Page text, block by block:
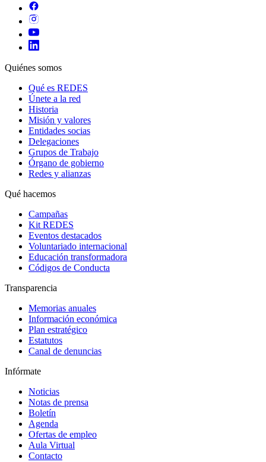
Quiénes somos
Qué es REDES
Únete a la red
Historia
Misión y valores
Entidades socias
Delegaciones
Grupos de Trabajo
Órgano de gobierno
Redes y alianzas
Qué hacemos
Campañas
Kit REDES
Eventos destacados
Voluntariado internacional
Educación transformadora
Códigos de Conducta
Transparencia
Memorias anuales
Información económica
Plan estratégico
Estatutos
Canal de denuncias
Infórmate
Noticias
Notas de prensa
Boletín
Agenda
Ofertas de empleo
Aula Virtual
Contacto